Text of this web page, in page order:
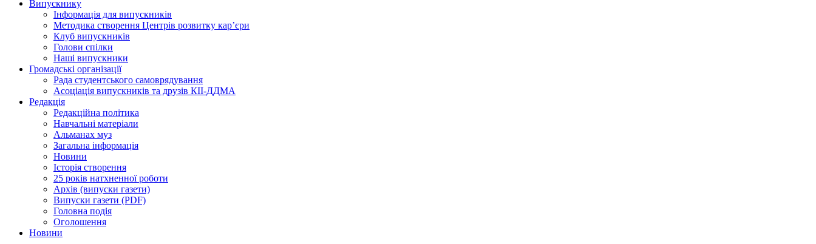
Випускнику
Інформація для випускників
Методика створення Центрів розвитку кар’єри
Клуб випускників
Голови спілки
Наші випускники
Громадські організації
Рада студентського самоврядування
Асоціація випускників та друзів КІІ-ДДМА
Редакція
Редакційна політика
Навчальні матеріали
Альманах муз
Загальна інформація
Новини
Історія створення
25 років натхненної роботи
Архів (випуски газети)
Випуски газети (PDF)
Головна подія
Оголошення
Новини